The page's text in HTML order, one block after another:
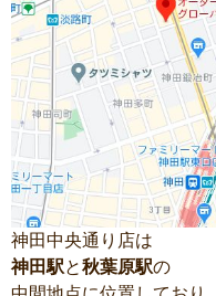
神田中央通り店は
神田駅と秋葉原駅の